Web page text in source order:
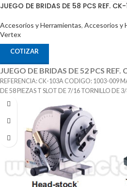
JUEGO DE BRIDAS DE 58 PCS REF.
Accesorios y Herramientas, Accesorios y
Vertex
COTIZAR
JUEGO DE BRIDAS DE 52 PCS
REFERENCIA: CK-103A CODIGO: 1003-009
DE 58 PIEZAS T SLOT DE 7/16 TORNILLO DE